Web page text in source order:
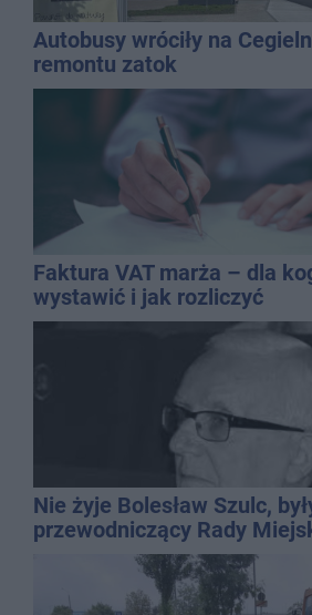
Autobusy wróciły na
remontu zatok
Faktura VAT marża – dla
wystawić i jak rozliczyć
Nie żyje Bolesław Szulc,
przewodniczący Rady
dyrektor SP 14